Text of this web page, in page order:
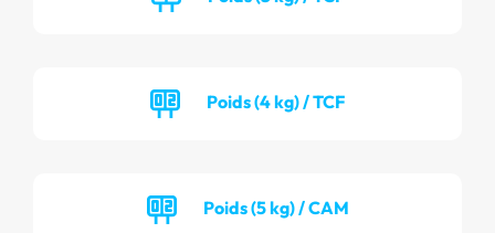
Poids (4 kg) / TCF
Poids (5 kg) / CAM